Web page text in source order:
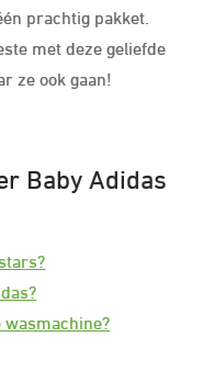
prachtig pakket.
met deze geliefde
ze ook gaan!
Baby Adidas